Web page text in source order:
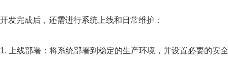
开发完成后，还需进行系统上线和日常维护：
1. 上线部署：将系统部署到稳定的生产环境，并设置必要的安